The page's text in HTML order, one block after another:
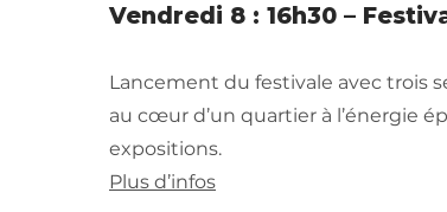
Vendredi 8 : 16h30 –
Lancement du festivale avec trois
au cœur d’un quartier à l’énergie
expositions.
Plus d’infos